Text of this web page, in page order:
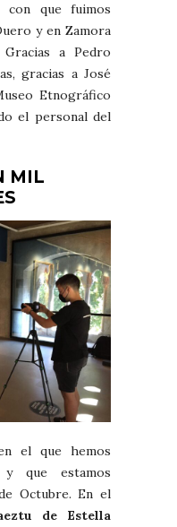
que fuimos
y en Zamora
a Pedro
gracias a José
Etnográfico
el personal del
MIL
el que hemos
que estamos
Octubre. En el
de Estella